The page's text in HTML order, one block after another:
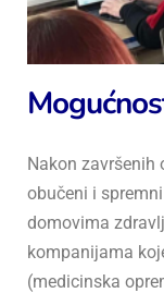
Nakon završenih
obučeni i
domovima
kompanijama
(medicinska